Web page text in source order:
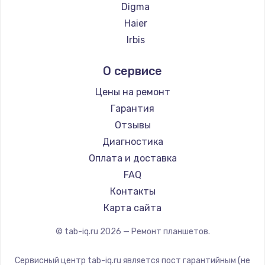
Заказать
Замена SSD
Заказать
Восстановление данных
990 руб.
Заказать
Замена USB порта
1060 руб.
Заказать
Замена звуковой карты
Digma
Haier
Irbis
Microsoft
BlackView
Amazon
Aquarius
Philips
Dell
HP
Getac
ZTE
О сервисе
Цены на ремонт
Гарантия
Отзывы
Диагностика
Оплата и доставка
FAQ
Контакты
Карта сайта
© tab-iq.ru 2026 — Ремонт планшетов.
Сервисный центр tab-iq.ru является пост гарантийным (не